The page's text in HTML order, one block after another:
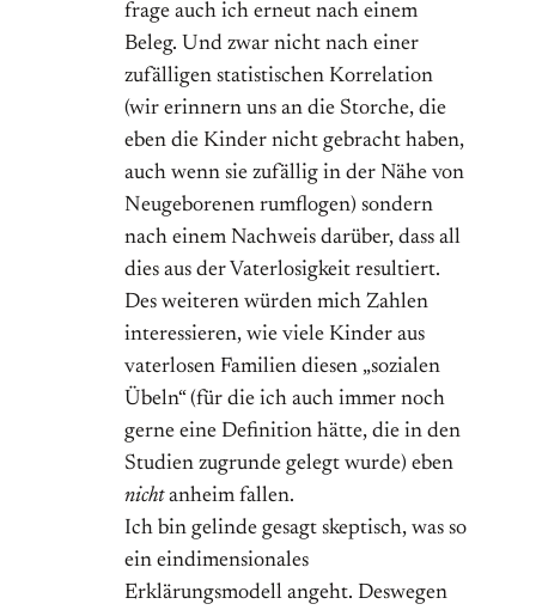
frage auch ich erneut nach einem
Beleg. Und zwar nicht nach einer
zufälligen statistischen Korrelation
(wir erinnern uns an die Storche, die
eben die Kinder nicht gebracht haben,
auch wenn sie zufällig in der Nähe von
Neugeborenen rumflogen) sondern
nach einem Nachweis darüber, dass all
dies aus der Vaterlosigkeit resultiert.
Des weiteren würden mich Zahlen
interessieren, wie viele Kinder aus
vaterlosen Familien diesen „sozialen
Übeln“ (für die ich auch immer noch
gerne eine Definition hätte, die in den
Studien zugrunde gelegt wurde) eben
nichtanheim fallen.
Ich bin gelinde gesagt skeptisch, was so
ein eindimensionales
Erklärungsmodell angeht. Deswegen